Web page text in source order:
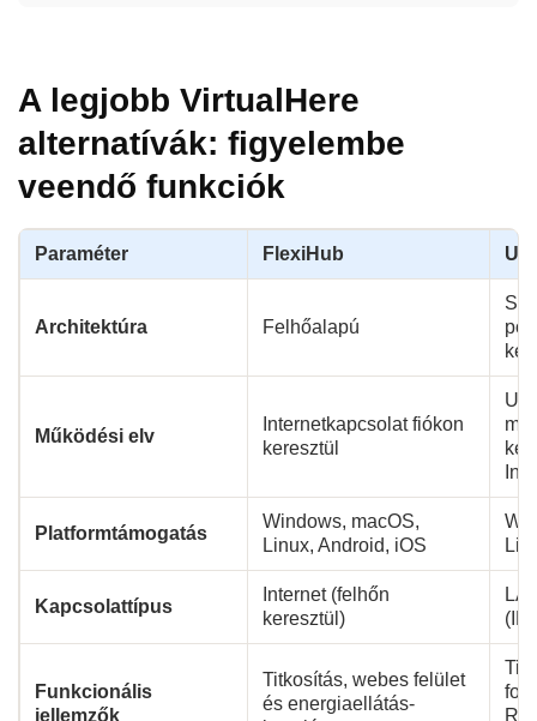
A legjobb VirtualHere
alternatívák: figyelembe
veendő funkciók
Paraméter FlexiHub
Architektúra Felhőalapú
Működési elv
Internetkapcsolat fiókon
keresztül
Platformtámogatás
Windows, macOS,
Linux, Android, iOS
Kapcsolattípus
Internet (felhőn
keresztül)
Funkcionális
jellemzők
Titkosítás, webes felület
és energiaellátás-